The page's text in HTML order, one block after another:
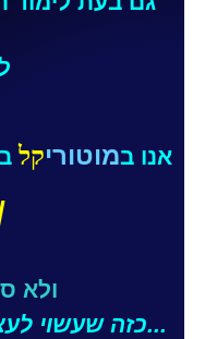
אנו במוטוריקל
ולא
...כזה שעשוי